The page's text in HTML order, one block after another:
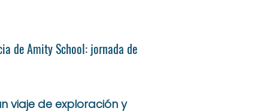
de Amity School: jornada de
viaje de exploración y